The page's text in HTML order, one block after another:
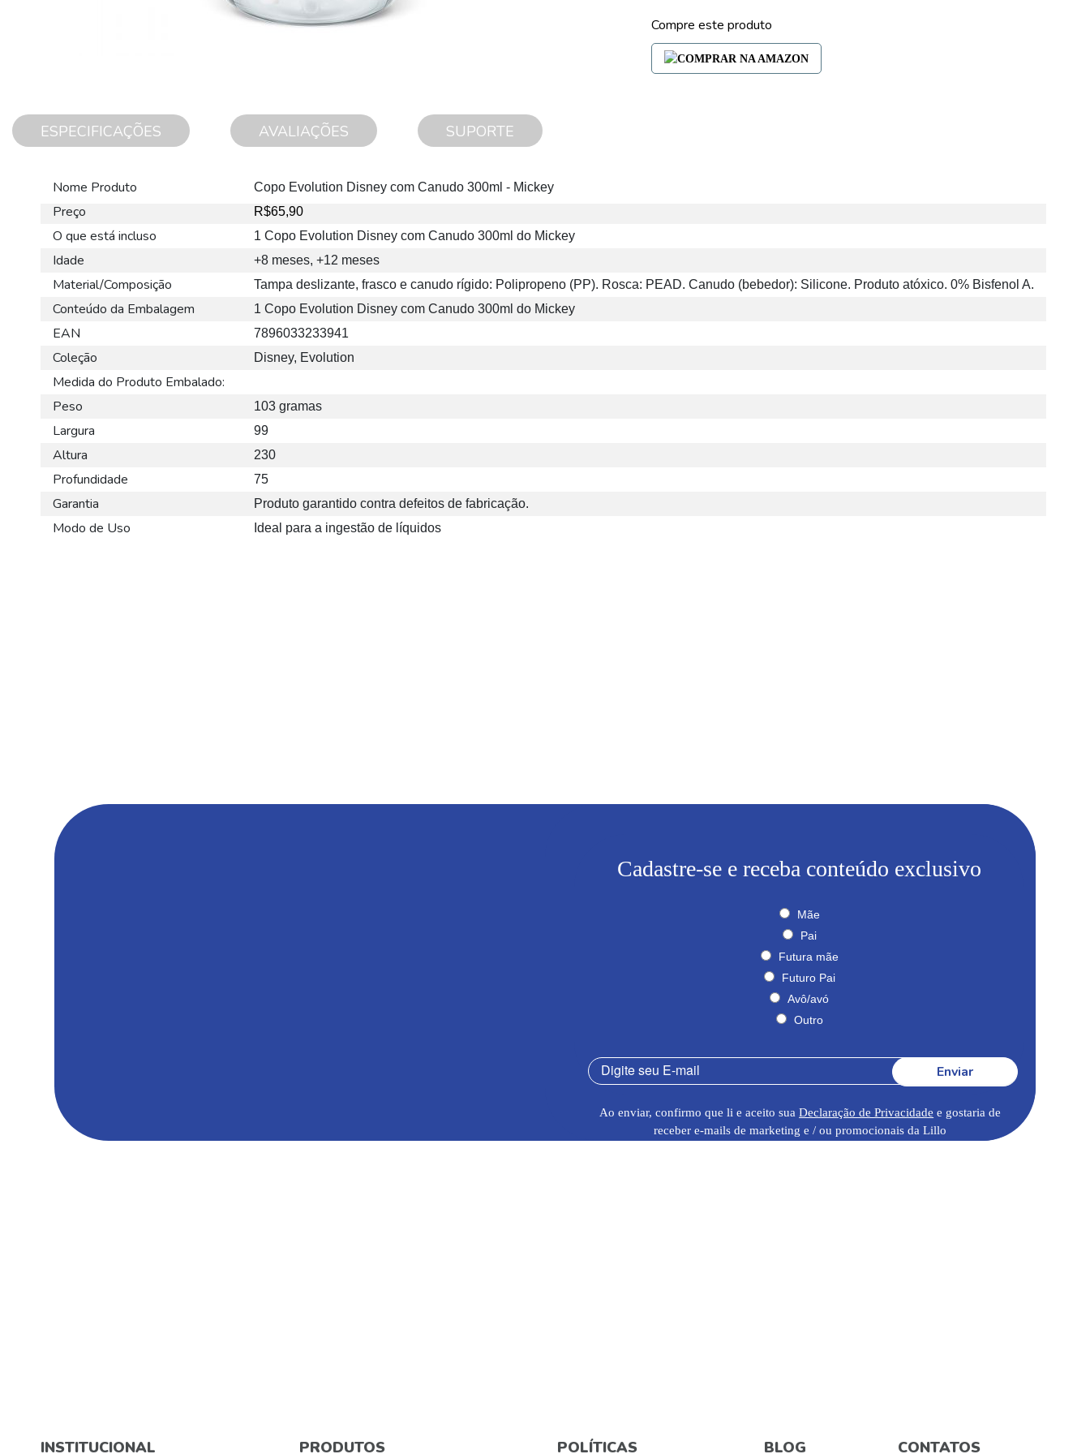
Compre este produto
ESPECIFICAÇÕES
Mais
informações
Nome Produto Copo Evolution Disney com Canudo 300ml - Mickey
Preço R$65,90
O que está incluso 1 Copo Evolution Disney com Canudo 300ml do Mickey
Idade +8 meses, +12 meses
Material/Composição Tampa deslizante, frasco e canudo rígido: Polipropeno (PP). Rosca: PEAD. Canudo (bebedor): Silicone. Produto atóxico. 0% Bisfenol A.
Conteúdo da Embalagem 1 Copo Evolution Disney com Canudo 300ml do Mickey
EAN 7896033233941
Coleção Disney, Evolution
Medida do Produto Embalado:
Peso
103 gramas
Largura 99
Altura 230
Profundidade 75
Garantia Produto garantido contra defeitos de fabricação.
Modo de Uso Ideal para a ingestão de líquidos
AVALIAÇÕES SUPORTE
Cadastre-se e receba conteúdo exclusivo
Mãe
Pai
Futura mãe
Futuro Pai
Avô/avó
Outro
Enviar
Ao enviar, confirmo que li e aceito suaDeclaração de Privacidade e gostaria de
receber e-mails de marketing e / ou promocionais da Lillo
INSTITUCIONAL PRODUTOS POLÍTICAS BLOG CONTATOS